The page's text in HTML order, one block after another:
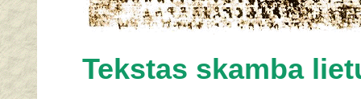
Tekstas skamba